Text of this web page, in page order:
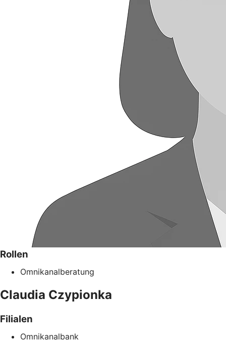
Rollen
Omnikanalberatung
Claudia Czypionka
Filialen
Omnikanalbank